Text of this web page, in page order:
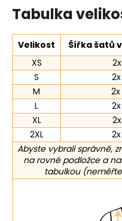
Tabulka
Velikost Šířka šatů
XS
S
M
L
XL
2XL
Abyste vybrali správně,
na rovné podložce a
tabulkou